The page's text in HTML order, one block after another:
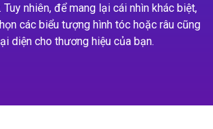
nhiên, để mang lại cái nhìn khác biệt,
các biểu tượng hình tóc hoặc râu cũng
diện cho thương hiệu của bạn.